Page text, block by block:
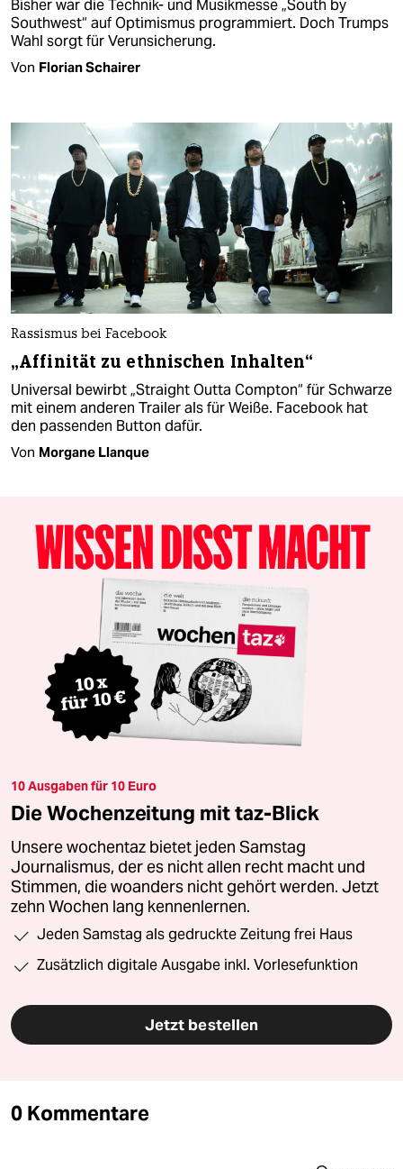
Bisher war die Technik- und Musikmesse „South by
Southwest“ auf Optimismus programmiert. Doch Trumps
Wahl sorgt für Verunsicherung.
Von Florian Schairer
Rassismus bei Facebook
„Affinität zu ethnischen Inhalten“
Universal bewirbt „Straight Outta Compton“ für Schwarze
mit einem anderen Trailer als für Weiße. Facebook hat
den passenden Button dafür.
Von Morgane Llanque
10 Ausgaben für 10 Euro
Die Wochenzeitung mit taz-Blick
Unsere wochentaz bietet jeden Samstag
Journalismus, der es nicht allen recht macht und
Stimmen, die woanders nicht gehört werden. Jetzt
zehn Wochen lang kennenlernen.
Jeden Samstag als gedruckte Zeitung frei Haus
Zusätzlich digitale Ausgabe inkl. Vorlesefunktion
Jetzt bestellen
0 Kommentare